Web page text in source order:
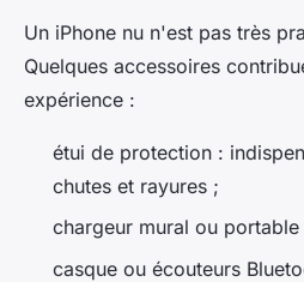
Un iPhone nu n'est pas très
Quelques accessoires
expérience :
étui de protection :
chutes et rayures ;
chargeur mural ou portable
casque ou écouteurs